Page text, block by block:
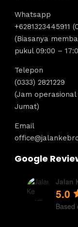
Whatsapp
+6281323445911
(Biasanya
pukul 09:00 –
Telepon
(0333) 2821229
(Jam operasional
Jumat)
Email
Google
Jalan
5.0
Based